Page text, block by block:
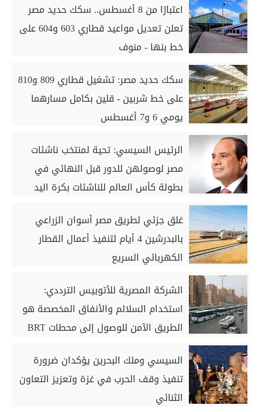
اعتبارًا من 8 أغسطس.. سكك حديد مصر
تعلن تعديل مواعيد قطاري 603 و604 على
خط بنها - منوف
سكك حديد مصر: تشغيل قطاري 809 و810
على خط شربين - قلين بكامل مسارهما
يومي 6 و7 أغسطس
الرئيس السيسي: تحية لمنتخب ناشئات
مصر لوصولهن للدور قبل النهائي في
بطولة كأس العالم للناشئات بكرة اليد
غلق جزئي لطريق مصر أسوان الزراعي
بالبدرشين 4 أيام لتنفيذ أعمال القطار
الكهربائي السريع
الشركة المصرية للأتوبيس الترددي:
استخدام السلالم والأنفاق المخصصة هو
الطريق الآمن للوصول إلى محطات BRT
السيسي وملك البحرين يؤكدان ضرورة
تنفيذ وقف الحرب في غزة وتعزيز التعاون
الثنائي